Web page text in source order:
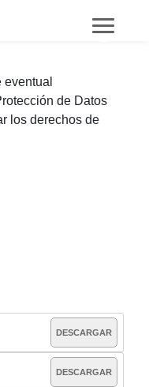
de Datos
los derechos de
DESCARGAR
DESCARGAR